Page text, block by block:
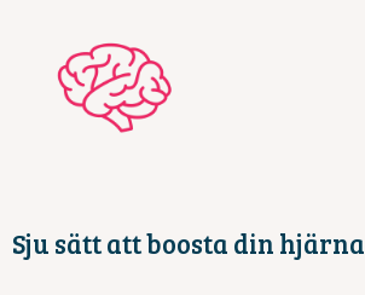
Sju sätt att boosta din hjärna